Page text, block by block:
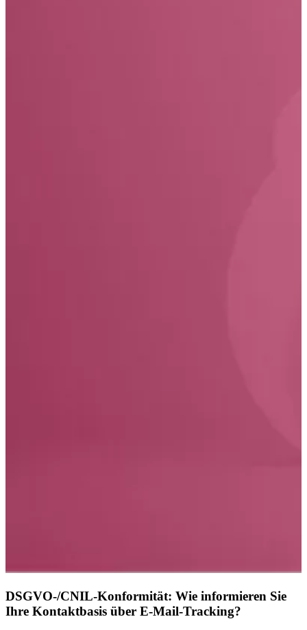
DSGVO-/CNIL-Konformität: Wie informieren Sie
Ihre Kontaktbasis über E-Mail-Tracking?